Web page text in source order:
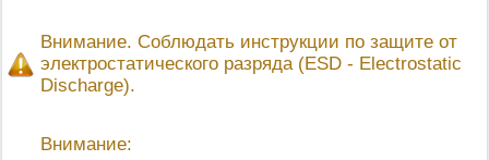
Внимание. Соблюдать инструкции по защите от
электростатического разряда (ESD - Electrostatic
Discharge).
Внимание: